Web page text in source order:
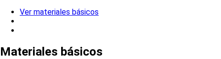
Ver materiales básicos
Materiales básicos